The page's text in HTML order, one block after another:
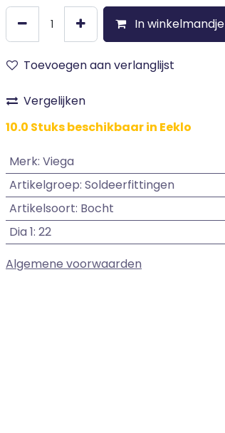
In winkelmandje
Toevoegen aan verlanglijst
Vergelijken
10.0 Stuks beschikbaar in Eeklo
Merk: Viega
Artikelgroep: Soldeerfittingen
Artikelsoort: Bocht
Dia 1: 22
Algemene voorwaarden